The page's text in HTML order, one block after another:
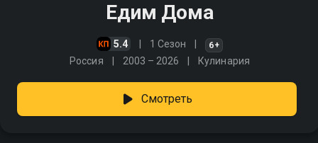
Едим Дома
5.4 1 Сезон 6+
Россия 2003 – 2026 Кулинария
Смотреть